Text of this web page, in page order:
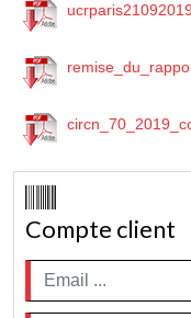
Compte client